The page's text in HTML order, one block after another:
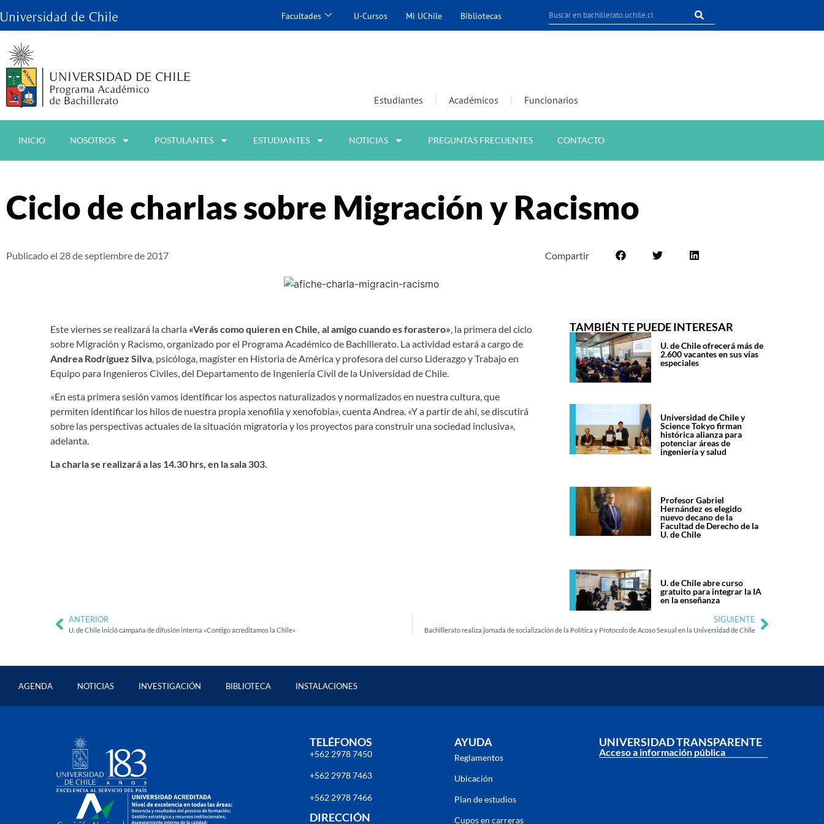
Facultades U-Cursos Mi UChile Bibliotecas
Estudiantes Académicos Funcionarios
INICIO NOSOTROS POSTULANTES ESTUDIANTES NOTICIAS PREGUNTAS FRECUENTES CONTACTO
Ciclo de charlas sobre Migración y Racismo
Publicado el 28 de septiembre de 2017 Compartir
Este viernes se realizará la charla «Verás como quieren en Chile, al amigo cuando es forastero» , la primera del ciclo
sobre Migración y Racismo, organizado por el Programa Académico de Bachillerato. La actividad estará a cargo de
Andrea Rodríguez Silva , psicóloga, magíster en Historia de América y profesora del curso Liderazgo y Trabajo en
Equipo para Ingenieros Civiles, del Departamento de Ingeniería Civil de la Universidad de Chile.
«En esta primera sesión vamos identificar los aspectos naturalizados y normalizados en nuestra cultura, que
permiten identificar los hilos de nuestra propia xenofilia y xenofobia», cuenta Andrea. «Y a partir de ahí, se discutirá
sobre las perspectivas actuales de la situación migratoria y los proyectos para construir una sociedad inclusiva»,
adelanta.
La charla se realizará a las 14.30 hrs, en la sala 303.
TAMBIÉN TE PUEDE INTERESAR
U. de Chile ofrecerá más de
2.600 vacantes en sus vías
especiales
Universidad de Chile y
Science Tokyo firman
histórica alianza para
potenciar áreas de
ingeniería y salud
Profesor Gabriel
Hernández es elegido
nuevo decano de la
Facultad de Derecho de la
U. de Chile
U. de Chile abre curso
gratuito para integrar la IA
en la enseñanza
ANTERIOR
U. de Chile inició campaña de difusión interna «Contigo acreditamos la Chile»
SIGUIENTE
Bachillerato realiza jornada de socialización de la Política y Protocolo de Acoso Sexual en la Universidad de Chile
AGENDA NOTICIAS INVESTIGACIÓN BIBLIOTECA INSTALACIONES
TELÉFONOS
+562 2978 7450
+562 2978 7463
+562 2978 7466
DIRECCIÓN
AYUDA
Reglamentos
Ubicación
Plan de estudios
Cupos en carreras
UNIVERSIDAD TRANSPARENTE
Acceso a información pública